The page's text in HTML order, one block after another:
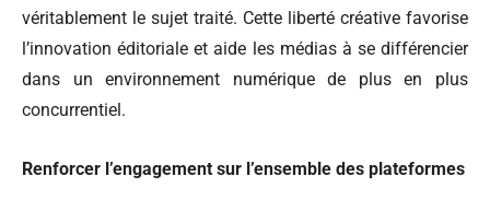
véritablement le sujet traité. Cette liberté créative favorise
l’innovation éditoriale et aide les médias à se différencier
dans un environnement numérique de plus en plus
concurrentiel.
Renforcer l’engagement sur l’ensemble des plateformes